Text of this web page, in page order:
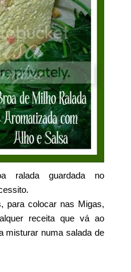
ralada guardada no
para colocar nas Migas,
receita que vá ao
misturar numa salada de